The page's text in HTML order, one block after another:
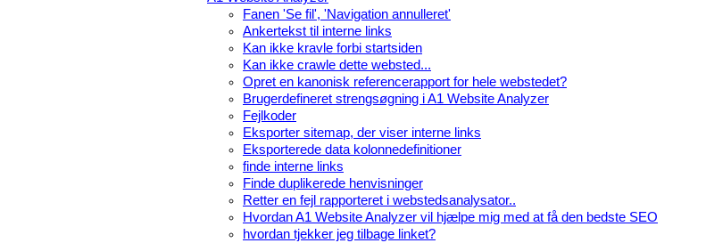
Fanen 'Se fil', 'Navigation annulleret'
Ankertekst til interne links
Kan ikke kravle forbi startsiden
Kan ikke crawle dette websted...
Opret en kanonisk referencerapport for hele webstedet?
Brugerdefineret strengsøgning i A1 Website Analyzer
Fejlkoder
Eksporter sitemap, der viser interne links
Eksporterede data kolonnedefinitioner
finde interne links
Finde duplikerede henvisninger
Retter en fejl rapporteret i webstedsanalysator..
Hvordan A1 Website Analyzer vil hjælpe mig med at få den bedste SEO
hvordan tjekker jeg tilbage linket?